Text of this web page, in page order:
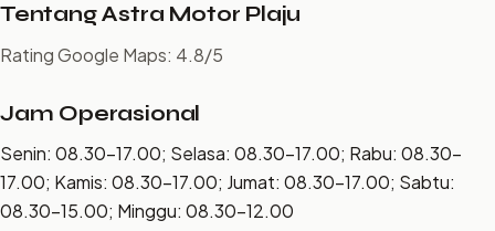
Tentang Astra Motor Plaju
Rating Google Maps: 4.8/5
Jam Operasional
Senin: 08.30–17.00; Selasa: 08.30–17.00; Rabu: 08.30–
17.00; Kamis: 08.30–17.00; Jumat: 08.30–17.00; Sabtu:
08.30–15.00; Minggu: 08.30–12.00